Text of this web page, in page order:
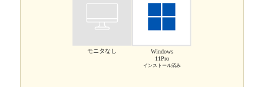
モニタなし
Windows
11Pro
インストール済み